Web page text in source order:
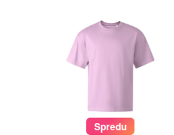
Spredu